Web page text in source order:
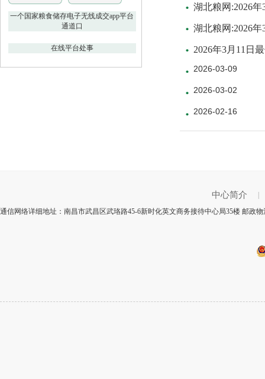
一个国家粮食储存电子无线成交app平台
通道口
在线平台处事
湖北粮网:2026
湖北粮网:2026
2026年3月11日
2026-03-09
2026-03-02
2026-02-16
中心简介
通信网络详细地址：南昌市武昌区武珞路45-6新时化英文商务接待中心局35楼 邮政